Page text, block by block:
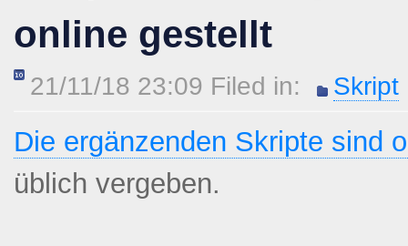
online gestellt
21/11/18 23:09 Filed in: Skript
Die ergänzenden Skripte sind
üblich vergeben.